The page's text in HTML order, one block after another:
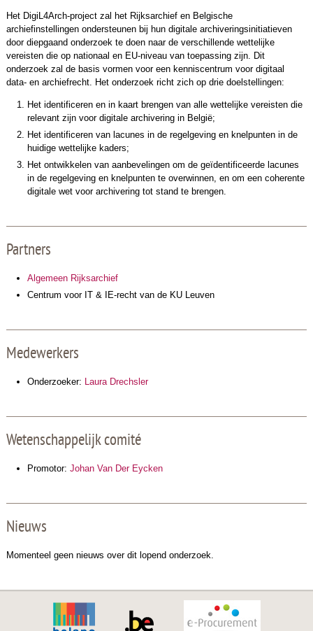
Het DigiL4Arch-project zal het Rijksarchief en Belgische
archiefinstellingen ondersteunen bij hun digitale archiveringsinitiatieven
door diepgaand onderzoek te doen naar de verschillende wettelijke
vereisten die op nationaal en EU-niveau van toepassing zijn. Dit
onderzoek zal de basis vormen voor een kenniscentrum voor digitaal
data- en archiefrecht. Het onderzoek richt zich op drie doelstellingen:
Het identificeren en in kaart brengen van alle wettelijke vereisten die
relevant zijn voor digitale archivering in België;
Het identificeren van lacunes in de regelgeving en knelpunten in de
huidige wettelijke kaders;
Het ontwikkelen van aanbevelingen om de geïdentificeerde lacunes
in de regelgeving en knelpunten te overwinnen, en om een coherente
digitale wet voor archivering tot stand te brengen.
Partners
Algemeen Rijksarchief
Centrum voor IT & IE-recht van de KU Leuven
Medewerkers
Onderzoeker: Laura Drechsler
Wetenschappelijk comité
Promotor: Johan Van Der Eycken
Nieuws
Momenteel geen nieuws over dit lopend onderzoek.